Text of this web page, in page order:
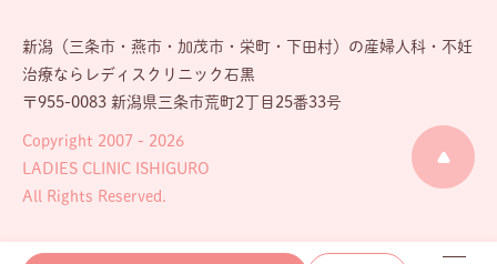
新潟（三条市・燕市・加茂市・栄町・下田村）の産婦人科・不妊
治療ならレディスクリニック石黒
〒955-0083 新潟県三条市荒町2丁目25番33号
Copyright 2007 - 2026
LADIES CLINIC ISHIGURO
All Rights Reserved.